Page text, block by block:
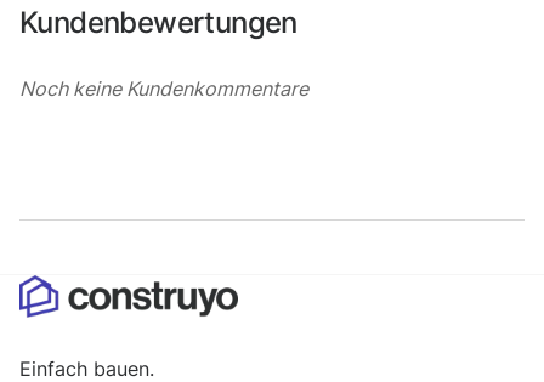
Kundenbewertungen
Noch keine Kundenkommentare
Einfach bauen.